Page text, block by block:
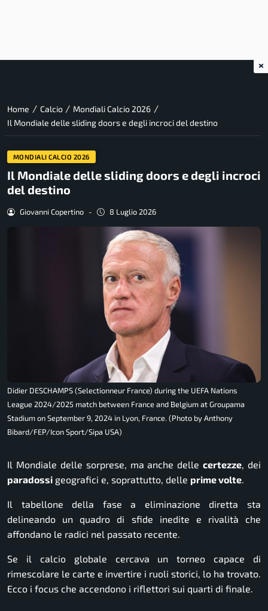
Home / Calcio / Mondiali Calcio 2026 /
Il Mondiale delle sliding doors e degli incroci del destino
MONDIALI CALCIO 2026
Il Mondiale delle sliding doors e degli incroci
del destino
Giovanni Copertino - 8 Luglio 2026
Didier DESCHAMPS (Selectionneur France) during the UEFA Nations
League 2024/2025 match between France and Belgium at Groupama
Stadium on September 9, 2024 in Lyon, France. (Photo by Anthony
Bibard/FEP/Icon Sport/Sipa USA)
Il Mondiale delle sorprese, ma anche dellecertezze, dei
paradossi geografici e, soprattutto, delle prime volte.
Il tabellone della fase a eliminazione diretta sta
delineando un quadro di sfide inedite e rivalità che
affondano le radici nel passato recente.
Se il calcio globale cercava un torneo capace di
rimescolare le carte e invertire i ruoli storici, lo ha trovato.
Ecco i focus che accendono i riflettori sui quarti di finale.
×